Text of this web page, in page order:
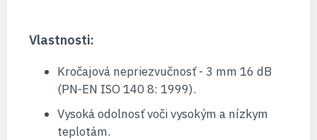
Vlastnosti:
Kročajová nepriezvučnosť - 3 mm 16 dB
(PN-EN ISO 140 8: 1999).
Vysoká odolnosť voči vysokým a nízkym
teplotám.